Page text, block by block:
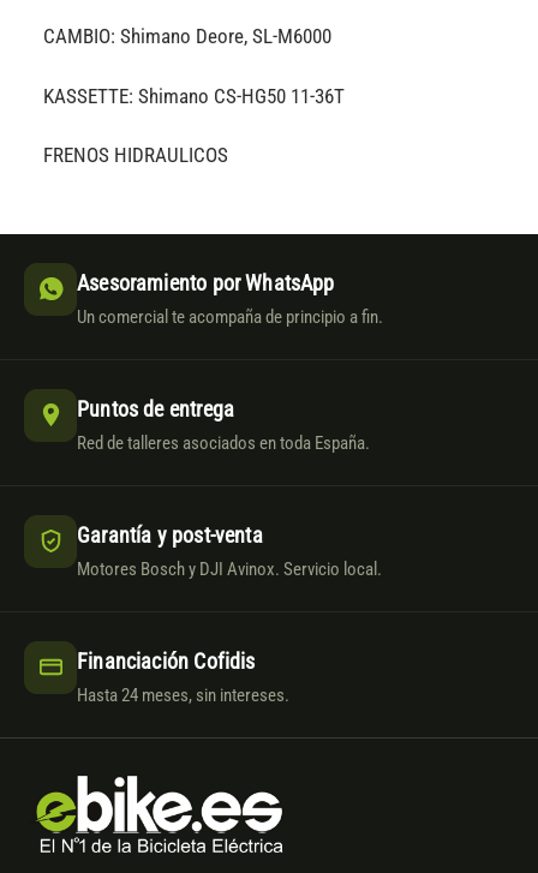
CAMBIO: Shimano Deore, SL-M6000
KASSETTE: Shimano CS-HG50 11-36T
FRENOS HIDRAULICOS
Asesoramiento por WhatsApp
Un comercial te acompaña de principio a fin.
Puntos de entrega
Red de talleres asociados en toda España.
Garantía y post-venta
Motores Bosch y DJI Avinox. Servicio local.
Financiación Cofidis
Hasta 24 meses, sin intereses.